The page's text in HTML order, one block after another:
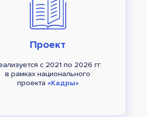
Проект
с 2021 по 2026 гг.
в рамках национального
проекта «Кадры»